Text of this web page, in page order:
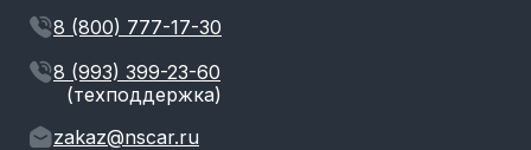
8 (800) 777-17-30
8 (993) 399-23-60
(техподдержка)
zakaz@nscar.ru